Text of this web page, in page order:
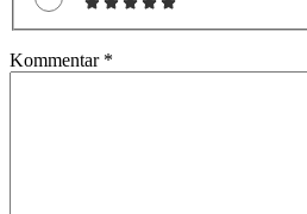
Kommentar *